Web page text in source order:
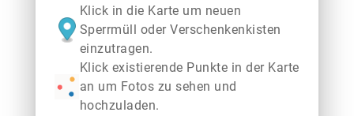
Klick in die Karte um neuen
Sperrmüll oder Verschenkenkisten
einzutragen.
Klick existierende Punkte in der Karte
an um Fotos zu sehen und
hochzuladen.